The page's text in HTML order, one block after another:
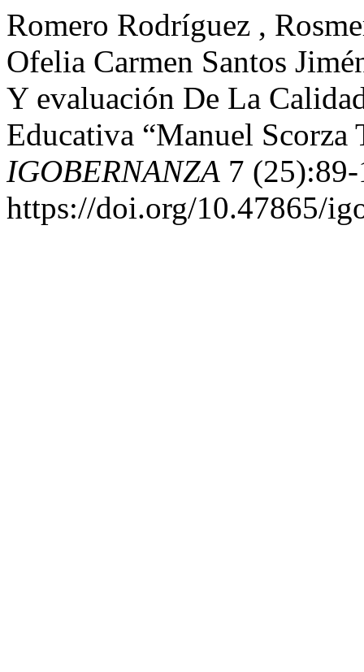
Romero Rodríguez ,
Ofelia Carmen Santos
Y evaluación De La
Educativa “Manuel
IGOBERNANZA 7
https://doi.org/10.47865/